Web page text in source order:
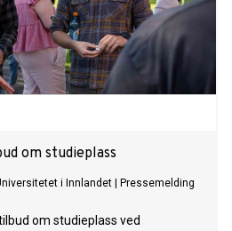
om studieplass
i Innlandet Pressemelding
om studieplass ved